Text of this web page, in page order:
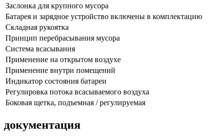
Заслонка для крупного мусора
Батарея и зарядное устройство включены в комплектацию
Складная рукоятка
Принцип перебрасывания мусора
Система всасывания
Применение на открытом воздухе
Применение внутри помещений
Индикатор состояния батареи
Регулировка потока всасываемого воздуха
Боковая щетка, подъемная / регулируемая
документация